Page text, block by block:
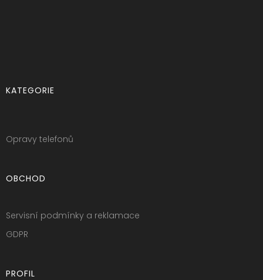
KATEGORIE
Opravy telefonů
OBCHOD
Servisní podmínky a reklamace
GDPR
PROFIL